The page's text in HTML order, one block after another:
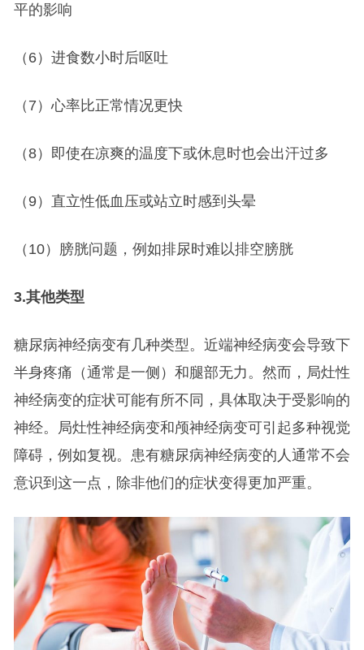
平的影响
（6）进食数小时后呕吐
（7）心率比正常情况更快
（8）即使在凉爽的温度下或休息时也会出汗过多
（9）直立性低血压或站立时感到头晕
（10）膀胱问题，例如排尿时难以排空膀胱
3.其他类型
糖尿病神经病变有几种类型。近端神经病变会导致下
半身疼痛（通常是一侧）和腿部无力。然而，局灶性
神经病变的症状可能有所不同，具体取决于受影响的
神经。局灶性神经病变和颅神经病变可引起多种视觉
障碍，例如复视。患有糖尿病神经病变的人通常不会
意识到这一点，除非他们的症状变得更加严重。